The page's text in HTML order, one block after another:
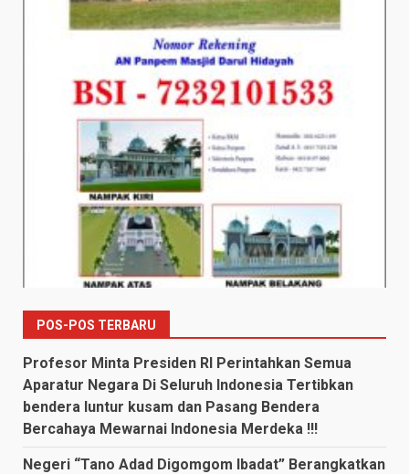
POS-POS TERBARU
Profesor Minta Presiden RI Perintahkan Semua
Aparatur Negara Di Seluruh Indonesia Tertibkan
bendera luntur kusam dan Pasang Bendera
Bercahaya Mewarnai Indonesia Merdeka !!!
Negeri “Tano Adad Digomgom Ibadat” Berangkatkan